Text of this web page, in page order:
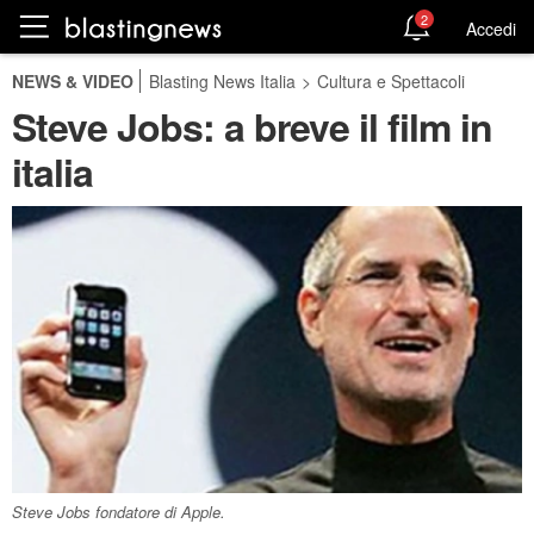
2 Accedi
NEWS & VIDEO Blasting News Italia > Cultura e Spettacoli
Steve Jobs: a breve il film in
italia
Steve Jobs fondatore di Apple.